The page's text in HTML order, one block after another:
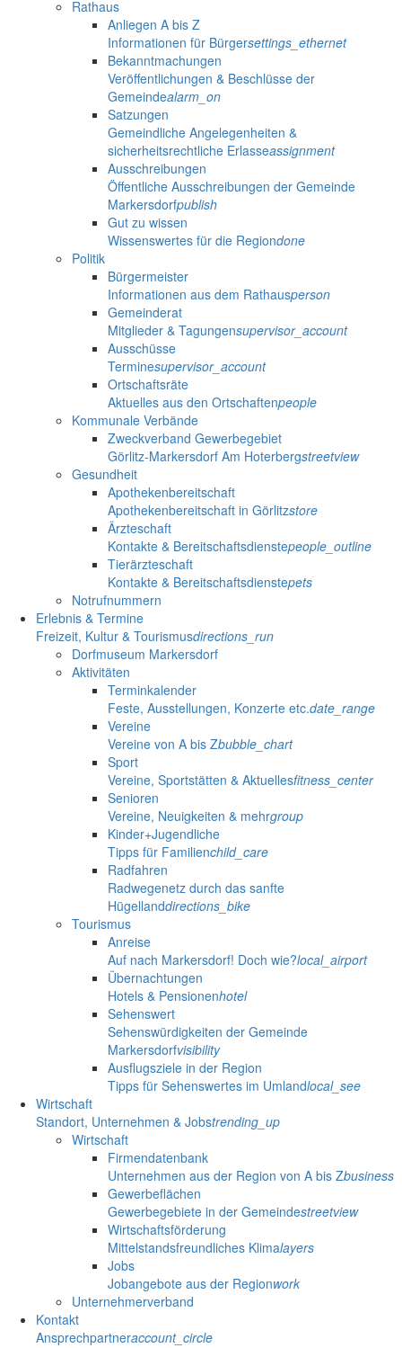
Rathaus
Anliegen A bis Z
Informationen für Bürgersettings_ethernet
Bekanntmachungen
Veröffentlichungen & Beschlüsse der
Gemeindealarm_on
Satzungen
Gemeindliche Angelegenheiten &
sicherheitsrechtliche Erlasseassignment
Ausschreibungen
Öffentliche Ausschreibungen der Gemeinde
Markersdorfpublish
Gut zu wissen
Wissenswertes für die Regiondone
Politik
Bürgermeister
Informationen aus dem Rathausperson
Gemeinderat
Mitglieder & Tagungensupervisor_account
Ausschüsse
Terminesupervisor_account
Ortschaftsräte
Aktuelles aus den Ortschaftenpeople
Kommunale Verbände
Zweckverband Gewerbegebiet
Görlitz-Markersdorf Am Hoterbergstreetview
Gesundheit
Apothekenbereitschaft
Apothekenbereitschaft in Görlitzstore
Ärzteschaft
Kontakte & Bereitschaftsdienstepeople_outline
Tierärzteschaft
Kontakte & Bereitschaftsdienstepets
Notrufnummern
Erlebnis & Termine
Freizeit, Kultur & Tourismusdirections_run
Dorfmuseum Markersdorf
Aktivitäten
Terminkalender
Feste, Ausstellungen, Konzerte etc.date_range
Vereine
Vereine von A bis Zbubble_chart
Sport
Vereine, Sportstätten & Aktuellesfitness_center
Senioren
Vereine, Neuigkeiten & mehrgroup
Kinder+Jugendliche
Tipps für Familienchild_care
Radfahren
Radwegenetz durch das sanfte
Hügellanddirections_bike
Tourismus
Anreise
Auf nach Markersdorf! Doch wie?local_airport
Übernachtungen
Hotels & Pensionenhotel
Sehenswert
Sehenswürdigkeiten der Gemeinde
Markersdorfvisibility
Ausflugsziele in der Region
Tipps für Sehenswertes im Umlandlocal_see
Wirtschaft
Standort, Unternehmen & Jobstrending_up
Wirtschaft
Firmendatenbank
Unternehmen aus der Region von A bis Zbusiness
Gewerbeflächen
Gewerbegebiete in der Gemeindestreetview
Wirtschaftsförderung
Mittelstandsfreundliches Klimalayers
Jobs
Jobangebote aus der Regionwork
Unternehmerverband
Kontakt
Ansprechpartneraccount_circle